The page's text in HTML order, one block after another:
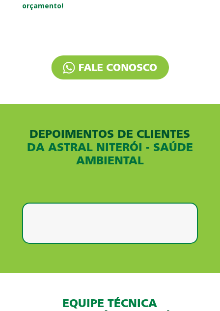
orçamento!
DEPOIMENTOS DE CLIENTES
DA ASTRAL NITERÓI - SAÚDE
AMBIENTAL
EQUIPE TÉCNICA